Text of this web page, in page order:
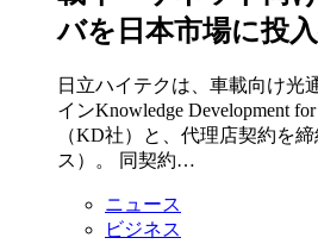
バを日本市場に投
日立ハイテクは、車載向け光
インKnowledge Development
（KD社）と、代理店契約を
ス）。 同契約…
ニュース
ビジネス